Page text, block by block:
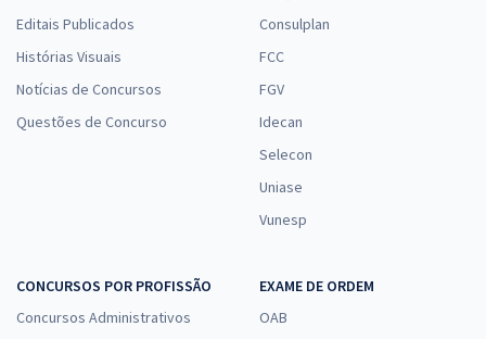
Editais Publicados
Histórias Visuais
Notícias de Concursos
Questões de Concurso
Consulplan
FCC
FGV
Idecan
Selecon
Uniase
Vunesp
CONCURSOS POR PROFISSÃO
Concursos Administrativos
EXAME DE ORDEM
OAB